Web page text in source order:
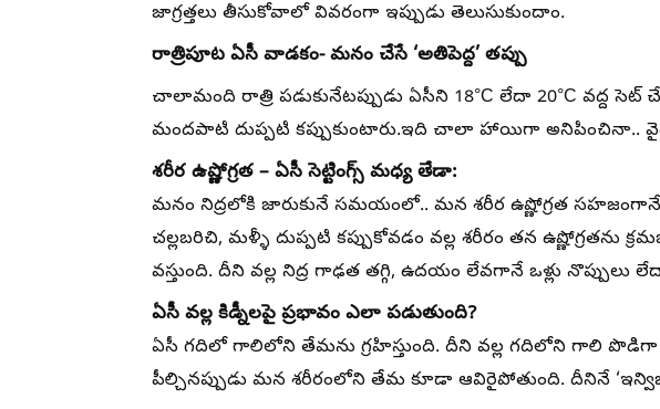
జాగ్రత్తలు తీసుకోవాలో వివరంగా ఇప్పుడు తెలుసుకుందాం.
రాత్రిపూట ఏసీ వాడకం- మనం చేసే ‘అతిపెద్ద’ తప్పు
చాలామంది రాత్రి పడుకునేటప్పుడు ఏసీని 18°C లేదా 20°C వద్ద
మందపాటి దుప్పటి కప్పుకుంటారు.ఇది చాలా హాయిగా అనిపించినా..
శరీర ఉష్ణోగ్రత – ఏసీ సెట్టింగ్స్ మధ్య తేడా:
మనం నిద్రలోకి జారుకునే సమయంలో.. మన శరీర ఉష్ణోగ్రత సహజంగానే
చల్లబరిచి, మళ్ళీ దుప్పటి కప్పుకోవడం వల్ల శరీరం తన ఉష్ణోగ్రతను
వస్తుంది. దీని వల్ల నిద్ర గాఢత తగ్గి, ఉదయం లేవగానే ఒళ్లు నొప్పులు
ఏసీ వల్ల కిడ్నీలపై ప్రభావం ఎలా పడుతుంది?
ఏసీ గదిలో గాలిలోని తేమను గ్రహిస్తుంది. దీని వల్ల గదిలోని గాలి
పీల్చినప్పుడు మన శరీరంలోని తేమ కూడా ఆవిరైపోతుంది. దీనినే